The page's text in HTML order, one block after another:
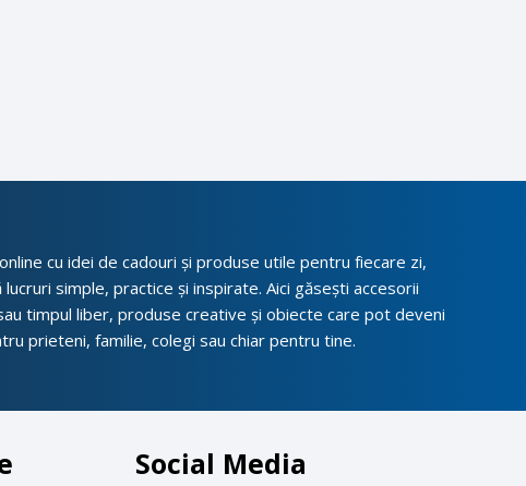
cu idei de cadouri și produse utile pentru fiecare zi,
simple, practice și inspirate. Aici găsești accesorii
timpul liber, produse creative și obiecte care pot deveni
prieteni, familie, colegi sau chiar pentru tine.
Social Media